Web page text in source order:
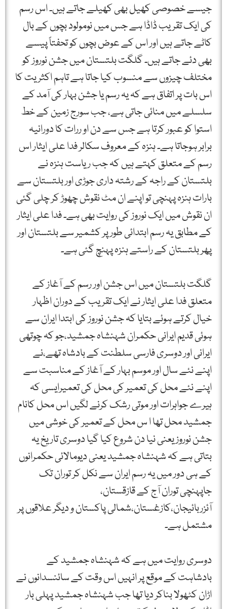
جیسے خصوصی کھیل بھی کھیلے جاتے ہیں۔ اس رسم
کی ایک تقریب ڈاڈا ہے جس میں نومولود بچوں کے بال
کاٹے جاتے ہیں اور اس کے عوض بچوں کو تحفتاً پیسے
بھی دئے جاتے ہیں۔ گلگت بلتستان میں جشن نوروز کو
مختلف چیزوں سے منسوب کیا جاتا ہے تاہم اکثریت کا
اس بات پر اتفاق ہے کہ یہ رسم یا جشن بہار کی آمد کے
سلسلے میں منائی جاتی ہے، جب سورج زمین کے خط
استوا کو عبور کرتا ہے جس سے دن او ررات کا دورانیہ
برابر ہوجاتا ہے۔ ہنزہ کے معروف سکالر فدا علی ایثار اس
رسم کے متعلق کہتے ہیں کہ جب ریاست ہنزہ نے
بلتستان کے راجہ کے رشتہ داری جوڑی اور بلتستان سے
بارات ہنزہ پہنچی تو اپنے ان مٹ نقوش چھوڑ کر چلی گئی
ان نقوش میں ایک نوروز کی روایت بھی ہے۔ فدا علی ایثار
کے مطابق یہ رسم ابتدائی طور پر کشمیر سے بلتستان اور
پھر بلتستان کے راستے ہنزہ پہنچ گئی ہے۔
گلگت بلتستان میں اس جشن اور رسم کے آغاز کے
متعلق فدا علی ایثار نے ایک تقریب کے دوران اظہار
خیال کرتے ہوئے بتایا کہ جشن نوروز کی ابتدا ایران سے
ہوئی قدیم ایرانی حکمران شہنشاہ جمشید،جو کہ چوتھی
ایرانی اور دوسری فارسی سلطنت کے بادشاہ تھے،نے
اپنے نئے سال اور موسم بہار کے آغاز کے مناسبت سے
اپنے نئے محل کی تعمیر کی محل کی تعمیرایسی کہ
ہیرے جواہرات اور موتی رشک کرنے لگیں اس محل کانام
جمشید محل تھا ا س محل کے تعمیر کی خوشی میں
جشن نوروز یعنی نیا دن شروع کیا گیا دوسری تاریخ یہ
بتاتی ہے کہ شہنشاہ جمشید یعنی دیومالائی حکمرانوں
کے ہی دور میں یہ رسم ایران سے نکل کر توران تک
جاپہنچی توران آج کے قازقستان،
آئزربائیجان،کازغستان،شمالی پاکستان و دیگر علاقوں پر
مشتمل ہے۔
دوسری روایت میں ہے کہ شہنشاہ جمشید کے
بادشاہت کے موقع پر انہیں اس وقت کے سائنسدانوں نے
اڑان کٹھولا بناکر دیا تھا جب شہنشاہ جمشید پہلی بار